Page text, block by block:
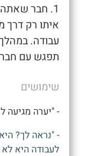
1. חבר
איתו רק דרך
עבודה.
תפגש עם
שימושים
- "יערה מגיעה
- "נראה לך?
לעבודה היא